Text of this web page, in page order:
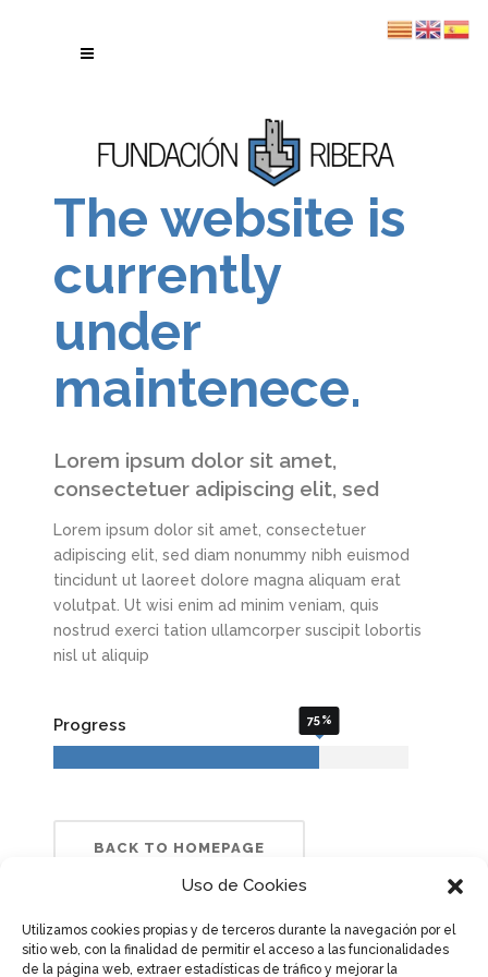
Uso de Cookies
Utilizamos cookies propias y de terceros durante la navegación por el
sitio web, con la finalidad de permitir el acceso a las funcionalidades
de la página web, extraer estadísticas de tráfico y mejorar la
The website is
currently
under
maintenece.
Lorem ipsum dolor sit amet,
consectetuer adipiscing elit, sed
Lorem ipsum dolor sit amet, consectetuer
adipiscing elit, sed diam nonummy nibh euismod
tincidunt ut laoreet dolore magna aliquam erat
volutpat. Ut wisi enim ad minim veniam, quis
nostrud exerci tation ullamcorper suscipit lobortis
nisl ut aliquip
Progress 75
BACK TO HOMEPAGE